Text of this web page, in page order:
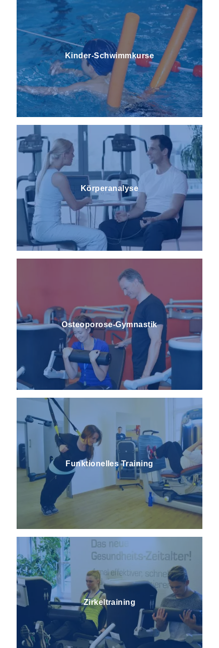
Kinder-Schwimmkurse
Körperanalyse
Osteoporose-Gymnastik
Funktionelles Training
Zirkeltraining